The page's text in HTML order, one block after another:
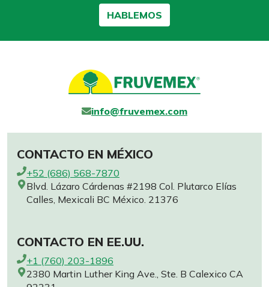
HABLEMOS
info@fruvemex.com
CONTACTO EN MÉXICO
+52 (686) 568-7870
Blvd. Lázaro Cárdenas #2198 Col. Plutarco Elías
Calles, Mexicali BC México. 21376
CONTACTO EN EE.UU.
+1 (760) 203-1896
2380 Martin Luther King Ave., Ste. B Calexico CA